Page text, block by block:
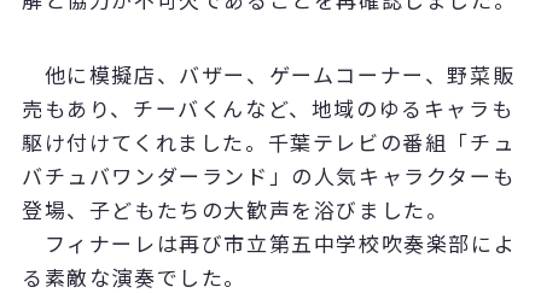
他に模擬店、バザー、ゲームコーナー、野菜販
売もあり、チーバくんなど、地域のゆるキャラも
駆け付けてくれました。千葉テレビの番組「チュ
バチュバワンダーランド」の人気キャラクターも
登場、子どもたちの大歓声を浴びました。
フィナーレは再び市立第五中学校吹奏楽部によ
る素敵な演奏でした。